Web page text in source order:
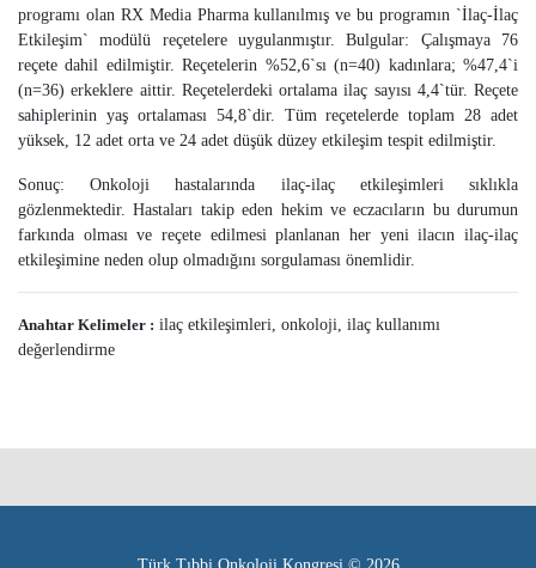
programı olan RX Media Pharma kullanılmış ve bu programın `İlaç-İlaç
Etkileşim` modülü reçetelere uygulanmıştır. Bulgular: Çalışmaya 76
reçete dahil edilmiştir. Reçetelerin %52,6`sı (n=40) kadınlara; %47,4`i
(n=36) erkeklere aittir. Reçetelerdeki ortalama ilaç sayısı 4,4`tür. Reçete
sahiplerinin yaş ortalaması 54,8`dir. Tüm reçetelerde toplam 28 adet
yüksek, 12 adet orta ve 24 adet düşük düzey etkileşim tespit edilmiştir.
Sonuç: Onkoloji hastalarında ilaç-ilaç etkileşimleri sıklıkla
gözlenmektedir. Hastaları takip eden hekim ve eczacıların bu durumun
farkında olması ve reçete edilmesi planlanan her yeni ilacın ilaç-ilaç
etkileşimine neden olup olmadığını sorgulaması önemlidir.
Anahtar Kelimeler : ilaç etkileşimleri, onkoloji, ilaç kullanımı
değerlendirme